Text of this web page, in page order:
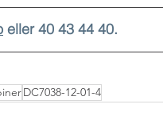
eller 40 43 44 40.
DC7038-12-01-4